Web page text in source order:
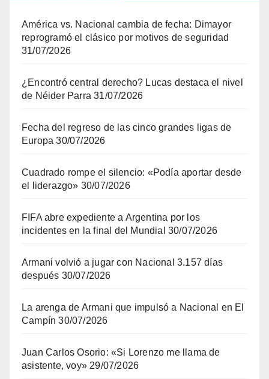
América vs. Nacional cambia de fecha: Dimayor
reprogramó el clásico por motivos de seguridad
31/07/2026
¿Encontró central derecho? Lucas destaca el nivel
de Néider Parra 31/07/2026
Fecha del regreso de las cinco grandes ligas de
Europa 30/07/2026
Cuadrado rompe el silencio: «Podía aportar desde
el liderazgo» 30/07/2026
FIFA abre expediente a Argentina por los
incidentes en la final del Mundial 30/07/2026
Armani volvió a jugar con Nacional 3.157 días
después 30/07/2026
La arenga de Armani que impulsó a Nacional en El
Campín 30/07/2026
Juan Carlos Osorio: «Si Lorenzo me llama de
asistente, voy» 29/07/2026